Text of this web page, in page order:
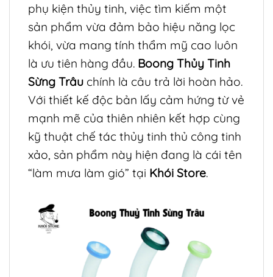
phụ kiện thủy tinh, việc tìm kiếm một
sản phẩm vừa đảm bảo hiệu năng lọc
khói, vừa mang tính thẩm mỹ cao luôn
là ưu tiên hàng đầu. Boong Thủy Tinh
Sừng Trâu chính là câu trả lời hoàn hảo.
Với thiết kế độc bản lấy cảm hứng từ vẻ
mạnh mẽ của thiên nhiên kết hợp cùng
kỹ thuật chế tác thủy tinh thủ công tinh
xảo, sản phẩm này hiện đang là cái tên
“làm mưa làm gió” tại Khói Store.